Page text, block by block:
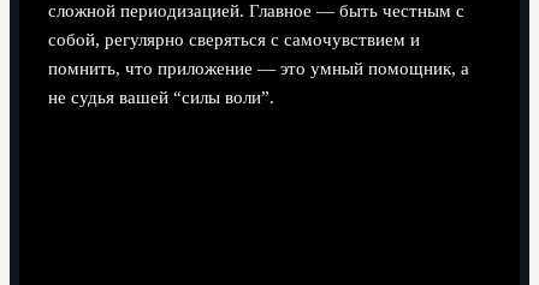
сложной периодизацией. Главное — быть честным с
собой, регулярно сверяться с самочувствием и
помнить, что приложение — это умный помощник, а
не судья вашей “силы воли”.